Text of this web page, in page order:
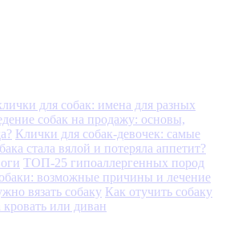
для собак: имена для разных
собак на продажу: основы,
Клички для собак-девочек: самые
стала вялой и потеряла аппетит?
ТОП-25 гипоаллергенных пород
возможные причины и лечение
вязать собаку Как отучить собаку
или диван